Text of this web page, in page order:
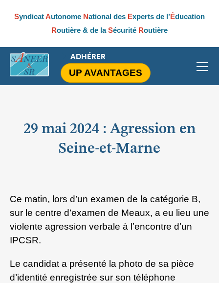
SyndicatAutonome National des Experts de l’Éducation
Routière & de laSécurité Routière
ADHÉRER
UP AVANTAGES
29 mai 2024 : Agression en
Seine-et-Marne
Ce matin, lors d’un examen de la catégorie B,
sur le centre d’examen de Meaux, a eu lieu une
violente agression verbale à l’encontre d’un
IPCSR.
Le candidat a présenté la photo de sa pièce
d’identité enregistrée sur son téléphone